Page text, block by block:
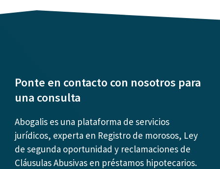
Ponte en contacto con nosotros para
una consulta
Abogalis es una plataforma de servicios
jurídicos, experta en Registro de morosos, Ley
de segunda oportunidad y reclamaciones de
Cláusulas Abusivas en préstamos hipotecarios.